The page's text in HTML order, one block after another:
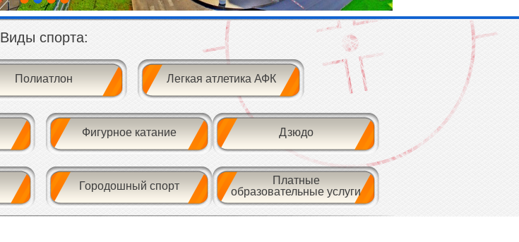
Виды спорта:
Полиатлон Легкая атлетика АФК
Фигурное катание Дзюдо
Городошный спорт
Платные
образовательные услуги